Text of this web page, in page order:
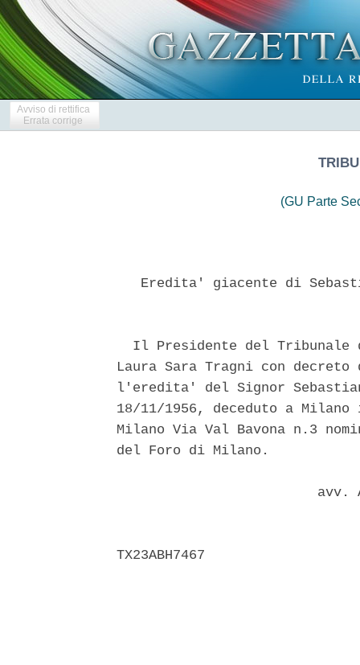
Avviso di rettifica
Errata corrige
(GU Parte
Eredita' giacente di
Il Presidente del Tribunale
Laura Sara Tragni con
l'eredita' del Signor
18/11/1956, deceduto a
Milano Via Val Bavona n.3
del Foro di Milano.